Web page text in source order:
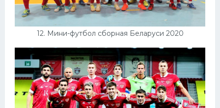
12. Мини-футбол сборная Беларуси 2020